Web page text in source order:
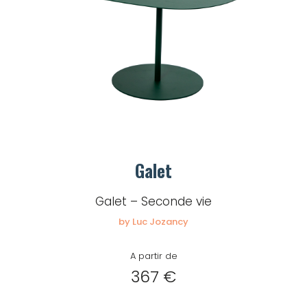
Galet
Galet – Seconde vie
by Luc Jozancy
A partir de
367 €